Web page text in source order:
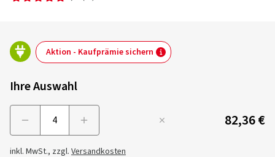
Aktion - Kaufprämie sichern
Ihre Auswahl
82,36 €
inkl. MwSt., zzgl. Versandkosten